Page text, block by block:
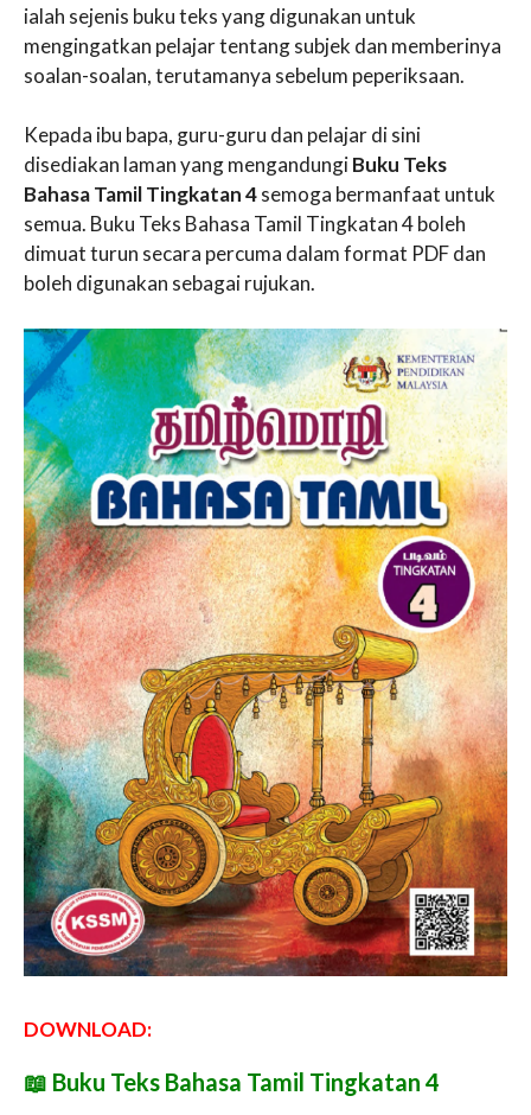
ialah sejenis buku teks yang digunakan untuk
mengingatkan pelajar tentang subjek dan memberinya
soalan-soalan, terutamanya sebelum peperiksaan.
Kepada ibu bapa, guru-guru dan pelajar di sini
disediakan laman yang mengandungiBuku Teks
Bahasa Tamil Tingkatan 4semoga bermanfaat untuk
semua. Buku Teks Bahasa Tamil Tingkatan 4 boleh
dimuat turun secara percuma dalam format PDF dan
boleh digunakan sebagai rujukan.
DOWNLOAD:
📖 Buku Teks Bahasa Tamil Tingkatan 4